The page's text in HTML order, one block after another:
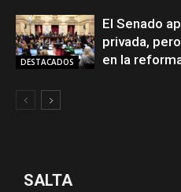
DESTACADOS
El Senado
privada,
en la
SALTA